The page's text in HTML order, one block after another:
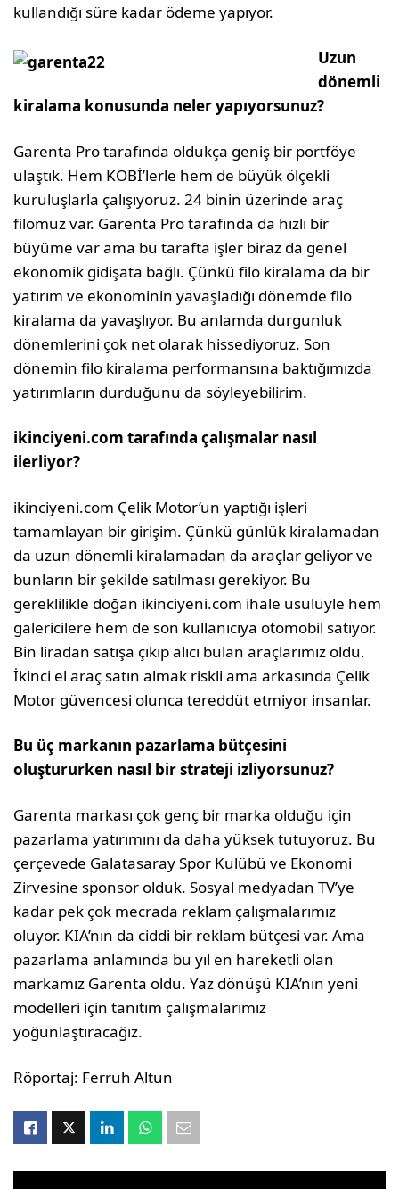
kullandığı süre kadar ödeme yapıyor.
Uzun
dönemli
kiralama konusunda neler yapıyorsunuz?
Garenta Pro tarafında oldukça geniş bir portföye
ulaştık. Hem KO­Bİ’lerle hem de büyük ölçekli
kuruluşlarla çalışıyoruz. 24 binin üze­rinde araç
filomuz var. Garenta Pro tarafında da hızlı bir
büyüme var ama bu tarafta işler biraz da genel
ekonomik gidişata bağlı. Çün­kü filo kiralama da bir
yatırım ve ekonominin yavaşladığı dönemde filo
kiralama da yavaşlıyor. Bu anlamda durgunluk
dönemlerini çok net olarak hissediyoruz. Son
dönemin filo kiralama performansına baktığımızda
yatırımların durduğunu da söyleyebilirim.
ikinciyeni.com tarafında çalışmalar nasıl
ilerliyor?
ikinciyeni.com Çelik Motor’un yaptığı işleri
tamamlayan bir gi­rişim. Çünkü günlük kiralamadan
da uzun dönemli kiralamadan da araçlar geliyor ve
bunların bir şekilde satılması gerekiyor. Bu
gereklilikle doğan ikinciyeni.com ihale usulüyle hem
galericilere hem de son kullanıcıya otomobil satıyor.
Bin liradan satışa çıkıp alıcı bulan araçlarımız oldu.
İkinci el araç satın almak riskli ama arkasında Çelik
Motor güvencesi olunca tereddüt etmiyor insanlar.
Bu üç markanın pazarlama bütçesini
oluştururken nasıl bir strateji izli­yorsunuz?
Garenta markası çok genç bir marka oldu­ğu için
pazarlama yatırımını da daha yük­sek tutuyoruz. Bu
çerçevede Galatasaray Spor Kulübü ve Ekonomi
Zirvesine spon­sor olduk. Sosyal medyadan TV’ye
kadar pek çok mecrada reklam çalışmalarımız
oluyor. KIA’nın da ciddi bir reklam bütçe­si var. Ama
pazarlama anlamında bu yıl en hareketli olan
markamız Garenta oldu. Yaz dönüşü KIA’nın yeni
modelleri için tanıtım çalışmalarımız
yoğunlaştıracağız.
Röportaj: Ferruh Altun